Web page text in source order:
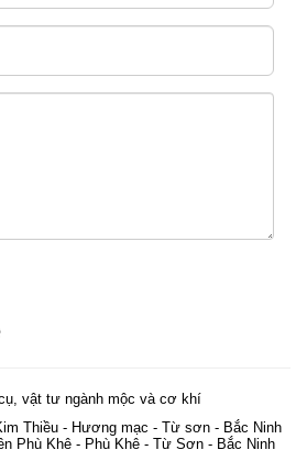
vật tư ngành mộc và cơ khí
Thiều - Hương mạc - Từ sơn - Bắc Ninh
Phù Khê - Phù Khê - Từ Sơn - Bắc Ninh